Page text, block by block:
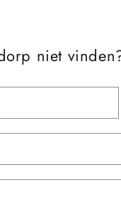
niet